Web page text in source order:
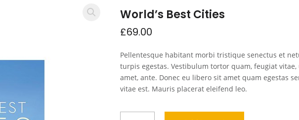
World’s Best Cities
£69.00
Pellentesque habitant morbi tristique senectus et
turpis egestas. Vestibulum tortor quam, feugiat
amet, ante. Donec eu libero sit amet quam egestas
vitae est. Mauris placerat eleifend leo.